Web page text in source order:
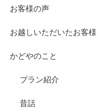
お客様の声
お越しいただいたお客様
かどやのこと
プラン紹介
昔話